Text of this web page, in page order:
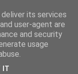
its services
user-agent are
and security
usage
IT